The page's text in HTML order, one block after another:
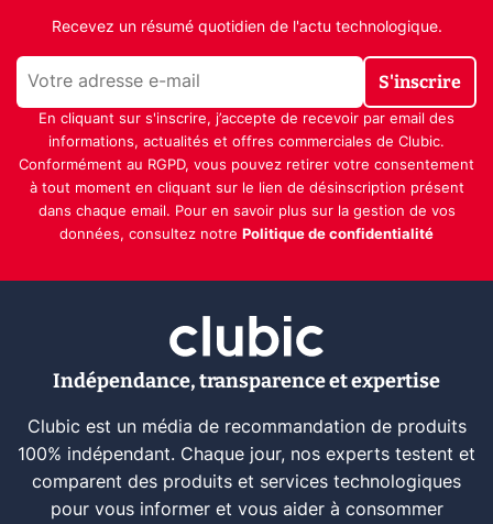
Recevez un résumé quotidien de l'actu technologique.
S'inscrire
En cliquant sur s'inscrire, j’accepte de recevoir par email des
informations, actualités et offres commerciales de Clubic.
Conformément au RGPD, vous pouvez retirer votre consentement
à tout moment en cliquant sur le lien de désinscription présent
dans chaque email. Pour en savoir plus sur la gestion de vos
données, consultez notre Politique de confidentialité
Indépendance, transparence et expertise
Clubic est un média de recommandation de produits
100% indépendant. Chaque jour, nos experts testent et
comparent des produits et services technologiques
pour vous informer et vous aider à consommer